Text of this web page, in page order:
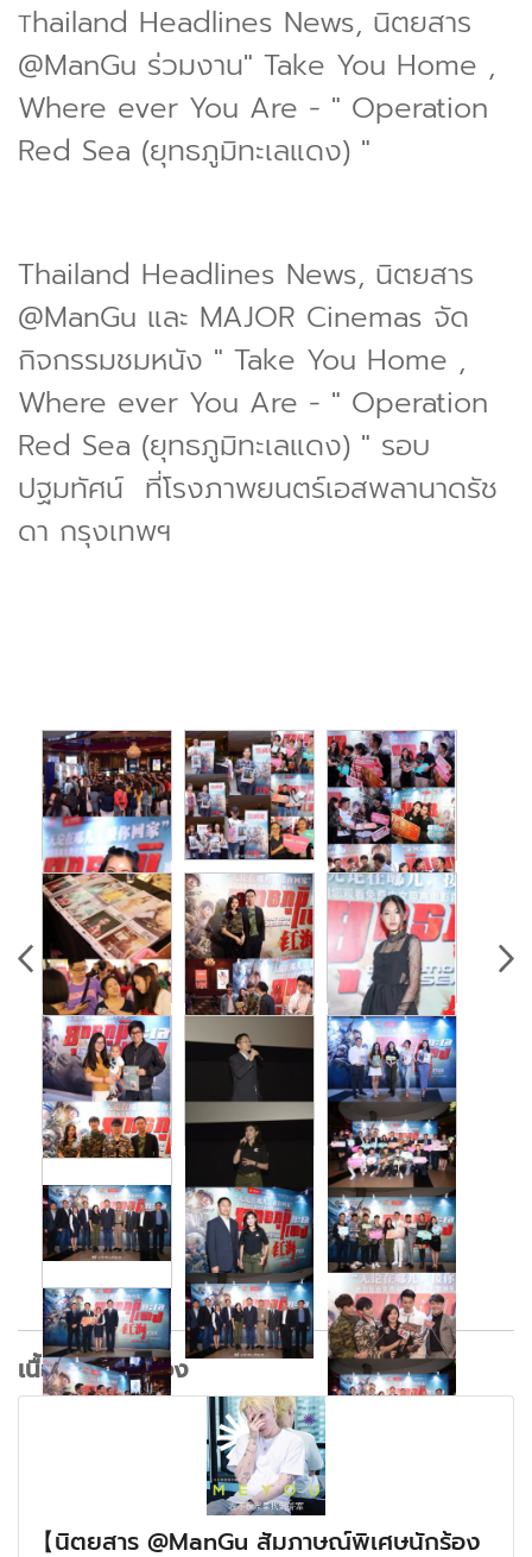
Thailand Headlines News, นิตยสาร
@ManGu ร่วมงาน" Take You Home ,
Where ever You Are - " Operation
Red Sea (ยุทธภูมิทะเลแดง) "
Thailand Headlines News, นิตยสาร
@ManGu และ MAJOR Cinemas จัด
กิจกรรมชมหนัง " Take You Home ,
Where ever You Are - " Operation
Red Sea (ยุทธภูมิทะเลแดง) " รอบ
ปฐมทัศน์ ที่โรงภาพยนตร์เอสพลานาดรัช
ดา กรุงเทพฯ
เนื้อหาที่เกี่ยวข้อง
【นิตยสาร @ManGu สัมภาษณ์พิเศษนักร้อง